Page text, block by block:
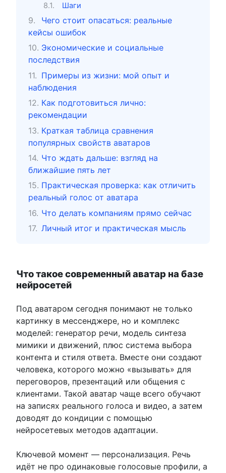
Шаги
Чего стоит опасаться: реальные
кейсы ошибок
Экономические и социальные
последствия
Примеры из жизни: мой опыт и
наблюдения
Как подготовиться лично:
рекомендации
Краткая таблица сравнения
популярных свойств аватаров
Что ждать дальше: взгляд на
ближайшие пять лет
Практическая проверка: как отличить
реальный голос от аватара
Что делать компаниям прямо сейчас
Личный итог и практическая мысль
Что такое современный аватар на базе
нейросетей
Под аватаром сегодня понимают не только
картинку в мессенджере, но и комплекс
моделей: генератор речи, модель синтеза
мимики и движений, плюс система выбора
контента и стиля ответа. Вместе они создают
человека, которого можно «вызывать» для
переговоров, презентаций или общения с
клиентами. Такой аватар чаще всего обучают
на записях реального голоса и видео, а затем
доводят до кондиции с помощью
нейросетевых методов адаптации.
Ключевой момент — персонализация. Речь
идёт не про одинаковые голосовые профили, а